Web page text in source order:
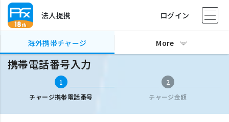
法人提携 ログイン
海外携帯チャージ More
海外携帯チャージ 携帯電話番号入力
携帯電話番号入力
1
チャージ携帯電話番号
2
チャージ金額